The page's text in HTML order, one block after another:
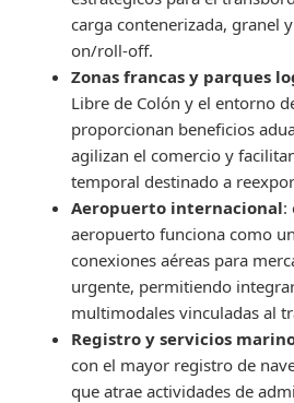
carga contenerizada, granel
on/roll-off.
Zonas francas y parques
Libre de Colón y el entorno
proporcionan beneficios
agilizan el comercio y
temporal destinado a
Aeropuerto internacional:
aeropuerto funciona como
conexiones aéreas para
urgente, permitiendo
multimodales vinculadas al
Registro y servicios
con el mayor registro de
que atrae actividades de